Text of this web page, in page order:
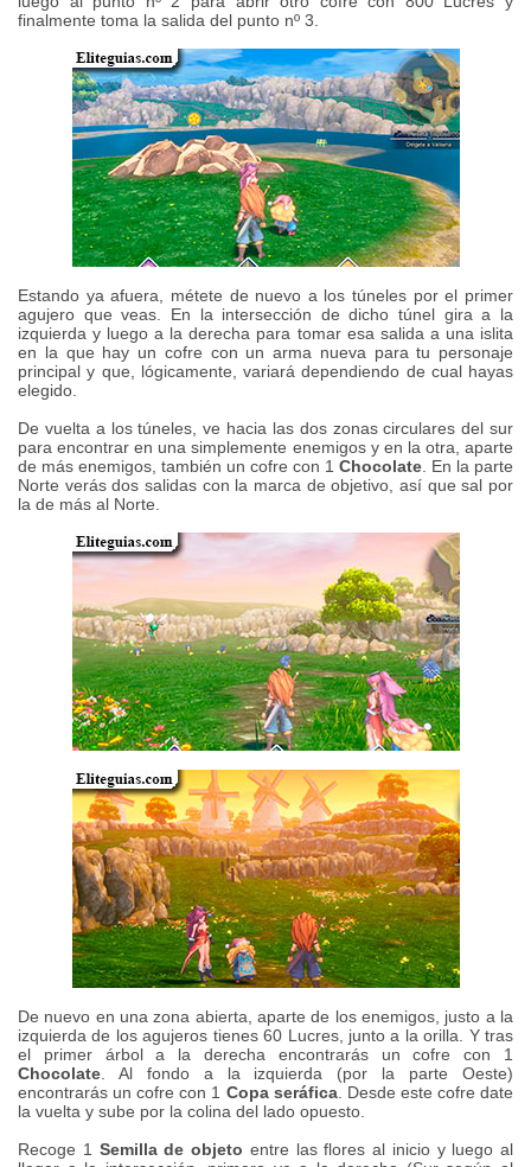
finalmente toma la salida del punto nº 3.
Estando ya afuera, métete de nuevo a los túneles por el primer
agujero que veas. En la intersección de dicho túnel gira a la
izquierda y luego a la derecha para tomar esa salida a una islita
en la que hay un cofre con un arma nueva para tu personaje
principal y que, lógicamente, variará dependiendo de cual hayas
elegido.
De vuelta a los túneles, ve hacia las dos zonas circulares del sur
para encontrar en una simplemente enemigos y en la otra, aparte
de más enemigos, también un cofre con 1 Chocolate . En la parte
Norte verás dos salidas con la marca de objetivo, así que sal por
la de más al Norte.
De nuevo en una zona abierta, aparte de los enemigos, justo a la
izquierda de los agujeros tienes 60 Lucres, junto a la orilla. Y tras
el primer árbol a la derecha encontrarás un cofre con 1
Chocolate . Al fondo a la izquierda (por la parte Oeste)
encontrarás un cofre con 1 Copa seráfica. Desde este cofre date
la vuelta y sube por la colina del lado opuesto.
Recoge 1 Semilla de objeto entre las flores al inicio y luego al